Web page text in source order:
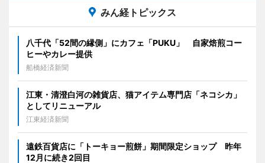
みん経トピックス
八千代「52間の縁側」にカフェ「PUKU」 自家焙煎コー
ヒーやカレー提供
船橋経済新聞
江東・清澄白河の雑貨店、猫アイテム専門店「ネコシカ」
としてリニューアル
江東経済新聞
遠鉄百貨店に「トーキョー煎餅」期間限定ショップ 昨年
12月に続き2回目